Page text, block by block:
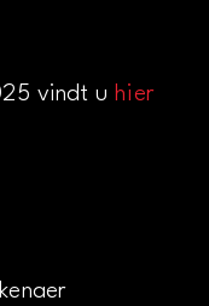
vindt uhier